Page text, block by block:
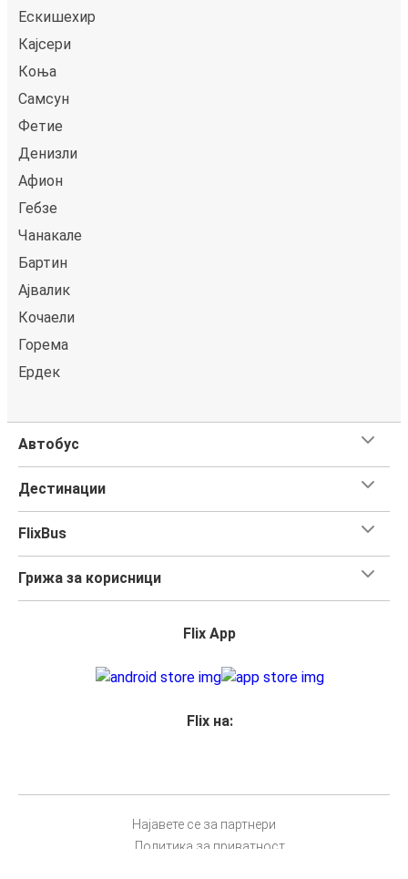
Ескишехир
Кајсери
Коња
Самсун
Фетие
Денизли
Афион
Гебзе
Чанакале
Бартин
Ajвалик
Кoчаели
Горема
Ердек
Автобус
Дестинации
FlixBus
Грижа за корисници
Flix App
Flix на:
Најавете се за партнери
Политика за приватност